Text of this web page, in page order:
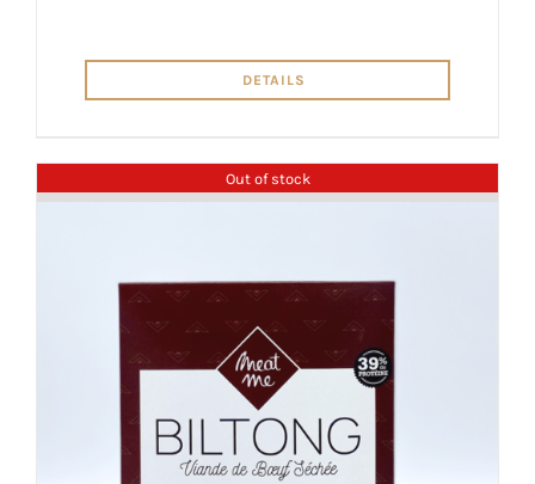
DETAILS
Out of stock